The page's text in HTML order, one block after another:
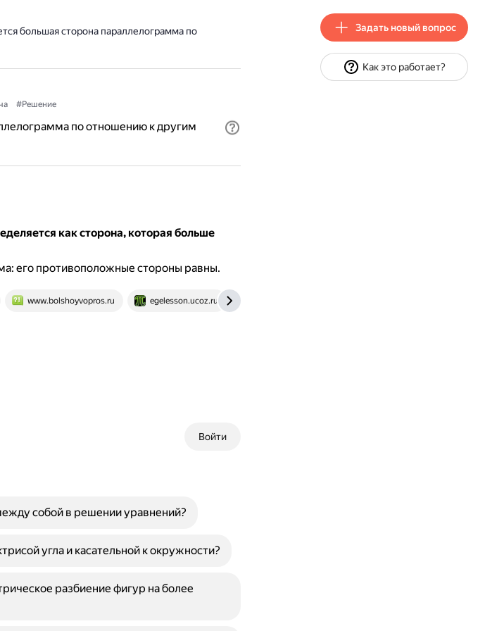
большая сторона параллелограмма по
#Решение
по отношению к другим
как сторона, которая больше
его противоположные стороны равны.
www.bolshoyvopros.ru egelesson.ucoz.ru
Войти
собой в решении уравнений?
угла и касательной к окружности?
разбиение фигур на более
Задать новый вопрос
Как это работает?